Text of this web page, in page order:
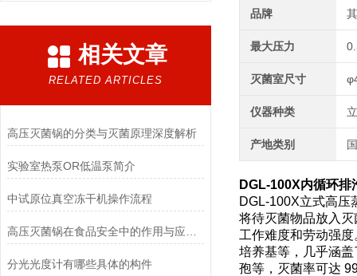
相关文章
RELATED ARTICLES
高压灭菌锅的分类与灭菌原理深度解析
实验室热泵OR低温泵简介
中试原位真空冻干机操作流程
分光光度计有哪些具体的构件
品牌
最大压力
灭菌室尺寸
仪器种类
产地类别
DGL-100X内循环
DGL-100X立式高压
将待灭菌物品放入
工作难度和劳动强
培养基等，几乎涵
孢等，灭菌率可达